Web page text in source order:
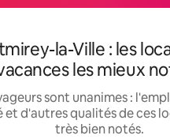
la-Ville : les
les mieux
sont unanimes :
d'autres qualités de ces
très bien notés.